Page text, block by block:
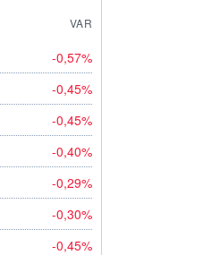
VAR
-0,57%
-0,45%
-0,45%
-0,40%
-0,29%
-0,30%
-0,45%